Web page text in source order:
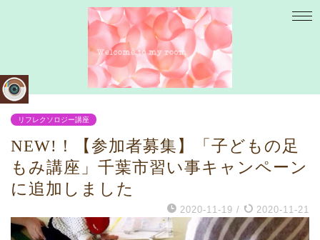
リフレクソロジー講座
NEW!！【参加者募集】「子どもの足
もみ講座」千葉市習い事キャンペーン
に追加しました
2020-11-19 / 2020-11-21